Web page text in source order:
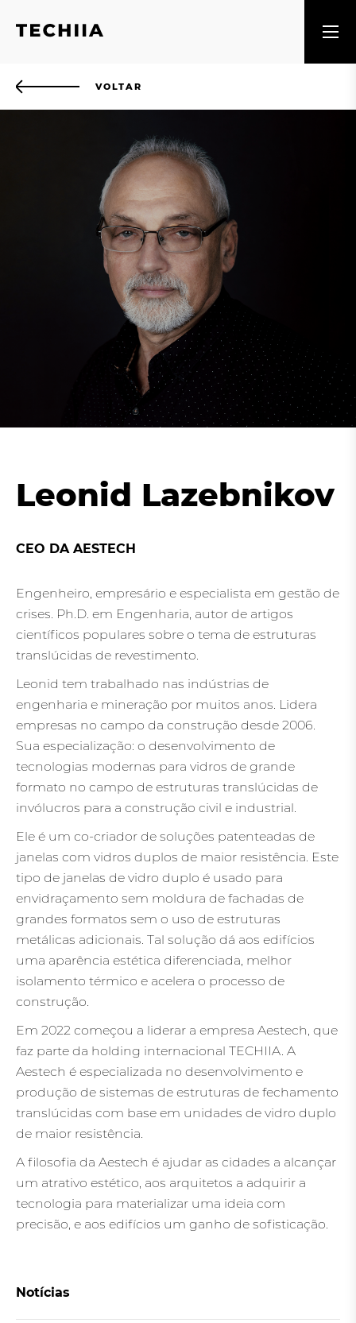
VOLTAR
Leonid Lazebnikov
CEO DA AESTECH
Engenheiro, empresário e especialista em gestão de
crises. Ph.D. em Engenharia, autor de artigos
científicos populares sobre o tema de estruturas
translúcidas de revestimento.
Leonid tem trabalhado nas indústrias de
engenharia e mineração por muitos anos. Lidera
empresas no campo da construção desde 2006.
Sua especialização: o desenvolvimento de
tecnologias modernas para vidros de grande
formato no campo de estruturas translúcidas de
invólucros para a construção civil e industrial.
Ele é um co-criador de soluções patenteadas de
janelas com vidros duplos de maior resistência. Este
tipo de janelas de vidro duplo é usado para
envidraçamento sem moldura de fachadas de
grandes formatos sem o uso de estruturas
metálicas adicionais. Tal solução dá aos edifícios
uma aparência estética diferenciada, melhor
isolamento térmico e acelera o processo de
construção.
Em 2022 começou a liderar a empresa Aestech, que
faz parte da holding internacional TECHIIA. A
Aestech é especializada no desenvolvimento e
produção de sistemas de estruturas de fechamento
translúcidas com base em unidades de vidro duplo
de maior resistência.
A filosofia da Aestech é ajudar as cidades a alcançar
um atrativo estético, aos arquitetos a adquirir a
tecnologia para materializar uma ideia com
precisão, e aos edifícios um ganho de sofisticação.
Notícias